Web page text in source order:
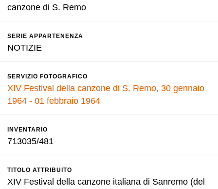
canzone di S. Remo
SERIE APPARTENENZA
NOTIZIE
SERVIZIO FOTOGRAFICO
XIV Festival della canzone di S. Remo, 30 gennaio
1964 - 01 febbraio 1964
INVENTARIO
713035/481
TITOLO ATTRIBUITO
XIV Festival della canzone italiana di Sanremo (del